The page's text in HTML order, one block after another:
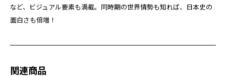
など、ビジュアル要素も満載。同時期の世界情勢も知れば、日本史の
面白さも倍増！
関連商品